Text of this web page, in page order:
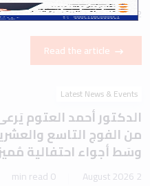
2 August 2026
1 min read
Read the article
Latest News & Events
الدكتور أحمد العتوم
من الفوج التاسع
وسَط أجواء احتفالية
2 August 2026
0 min read